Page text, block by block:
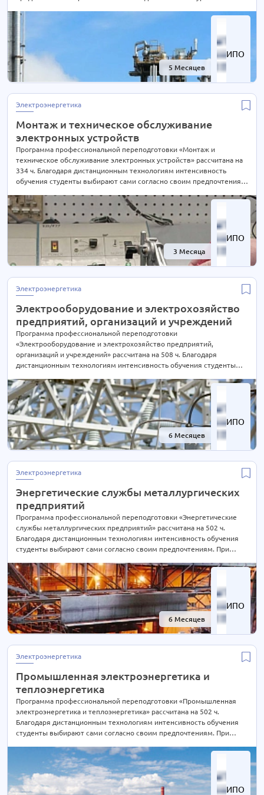
ИПО
5 Месяцев -60%
телефону на сайте или отправьте нам заявку для консультации.
ИПО
3 Месяца -57%
Электроэнергетика
Монтаж и техническое обслуживание
электронных устройств
Программа профессиональной переподготовки «Монтаж и
техническое обслуживание электронных устройств» рассчитана на
334 ч. Благодаря дистанционным технологиям интенсивность
обучения студенты выбирают сами согласно своим предпочтениям.
СОКРАЩЕНА В 2 РАЗА! Подробности уточняйте по телефону на сайте
или отправьте нам заявку для консультации.
ИПО
6 Месяцев -60%
Электроэнергетика
Электрооборудование и электрохозяйство
предприятий, организаций и учреждений
Программа профессиональной переподготовки
«Электрооборудование и электрохозяйство предприятий,
организаций и учреждений» рассчитана на 508 ч. Благодаря
дистанционным технологиям интенсивность обучения студенты
желании длительность курса может быть экстерном СОКРАЩЕНА В
2 РАЗА! Подробности уточняйте по телефону на сайте или отправьте
нам заявку для консультации.
ИПО
6 Месяцев -61%
Электроэнергетика
Энергетические службы металлургических
предприятий
Программа профессиональной переподготовки «Энергетические
службы металлургических предприятий» рассчитана на 502 ч.
Благодаря дистанционным технологиям интенсивность обучения
студенты выбирают сами согласно своим предпочтениям. При
СОКРАЩЕНА В 2 РАЗА! Подробности уточняйте по телефону на сайте
или отправьте нам заявку для консультации.
ИПО
Электроэнергетика
Промышленная электроэнергетика и
теплоэнергетика
Программа профессиональной переподготовки «Промышленная
электроэнергетика и теплоэнергетика» рассчитана на 502 ч.
Благодаря дистанционным технологиям интенсивность обучения
студенты выбирают сами согласно своим предпочтениям. При
СОКРАЩЕНА В 2 РАЗА! Подробности уточняйте по телефону на сайте
или отправьте нам заявку для консультации.